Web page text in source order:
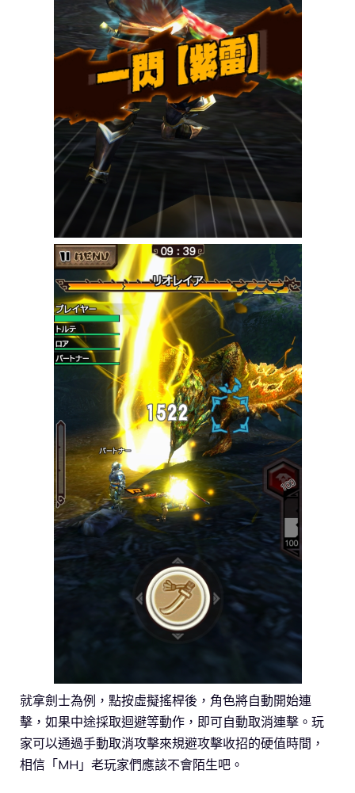
就拿劍士為例，點按虛擬搖桿後，角色將自動開始連
擊，如果中途採取迴避等動作，即可自動取消連擊。玩
家可以通過手動取消攻擊來規避攻擊收招的硬值時間，
相信「MH」老玩家們應該不會陌生吧。